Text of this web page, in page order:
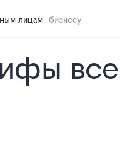
лицам бизнесу